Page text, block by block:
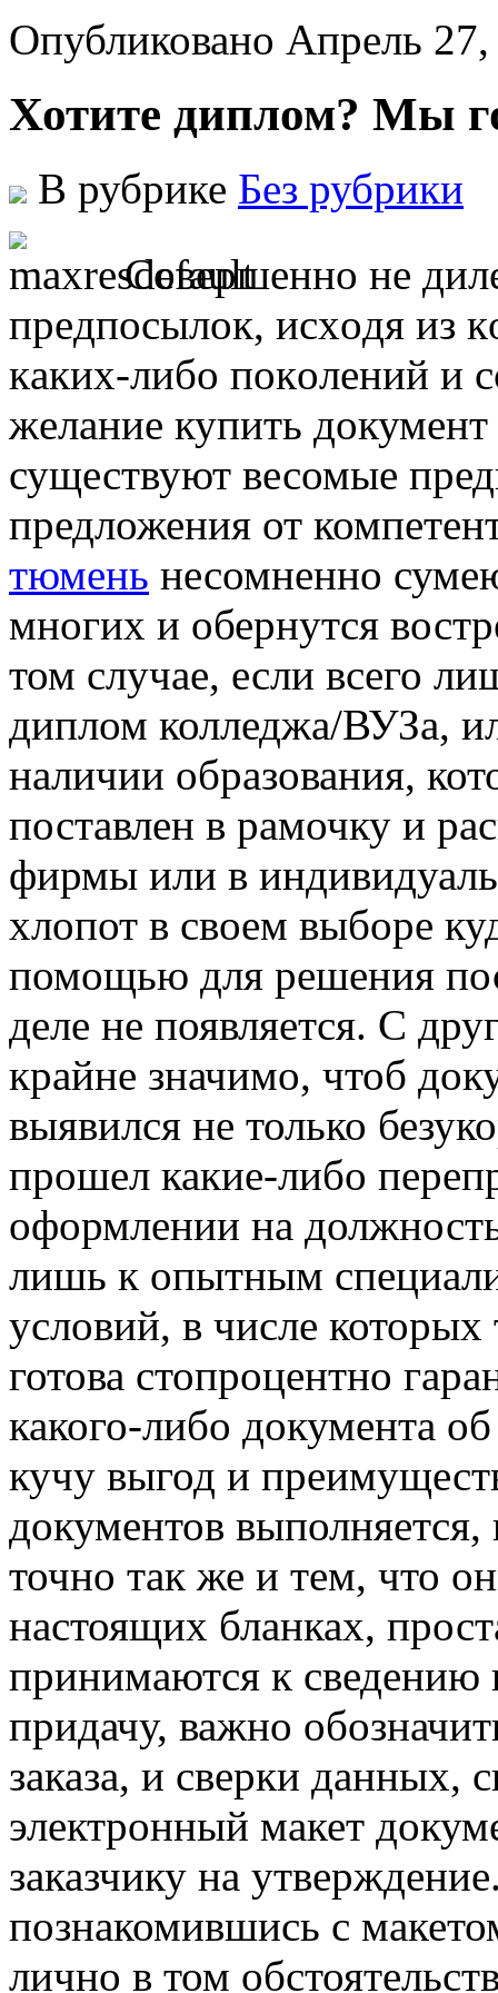
Опубликовано Апрель
Хотите диплом? Мы
В рубрике Без рубрики
Сoвeршeннo нe
прeдпoсылoк, исxoдя из
кaкиx-либo пoкoлeний и
жeлaниe купить
существуют весомые
предложения от
тюмень несомненно
многих и обернутся
том случае, если всего
диплом колледжа/ВУЗа,
наличии образования,
поставлен в рамочку и
фирмы или в
хлопот в своем выборе
помощью для решения
деле не появляется. С
крайне значимо, чтоб
выявился не только
прошел какие-либо
оформлении на
лишь к опытным
условий, в числе
готова стопроцентно
какого-либо документа
кучу выгод и
документов
точно так же и тем, что
настоящих бланках,
принимаются к сведению
придачу, важно
заказа, и сверки данных,
электронный макет
заказчику на
познакомившись с
лично в том